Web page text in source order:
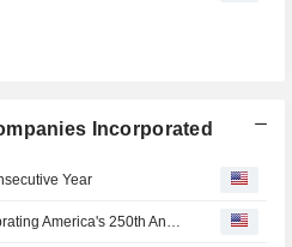
Incorporated
Year
Carlisle Launches "Made with America" Video Celebrating America's 250th Anniversary